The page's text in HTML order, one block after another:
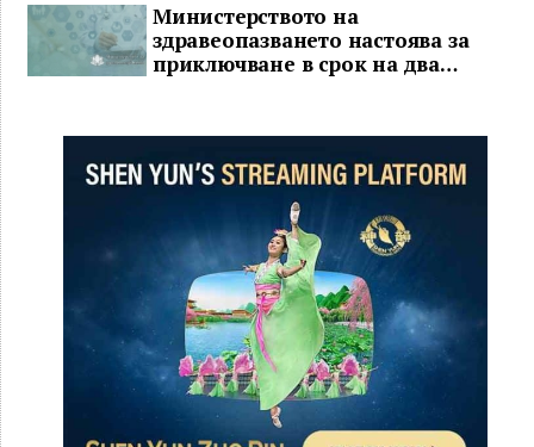
Министерството на
здравеопазването настоява за
приключване в срок на два